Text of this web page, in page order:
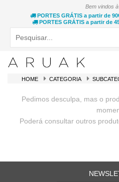
Bem vindos à
PORTES GRÁTIS a partir de
PORTES GRÁTIS a partir de
HOME CATEGORIA
Pedimos desculpa, mas o
Poderá consultar outros